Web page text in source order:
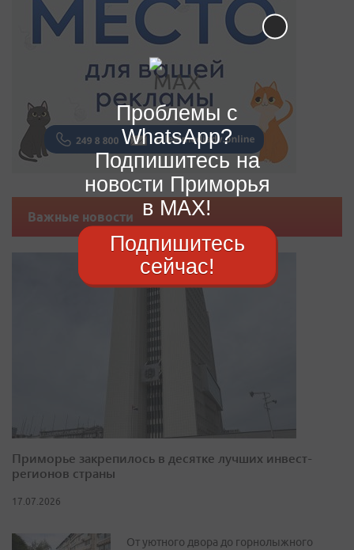
Важные новости
Приморье закрепилось в десятке лучших инвест-
регионов страны
17.07.2026
От уютного двора до горнолыжного
Проблемы с
WhatsApp?
Подпишитесь на
новости Приморья
в MAX!
Подпишитесь
сейчас!